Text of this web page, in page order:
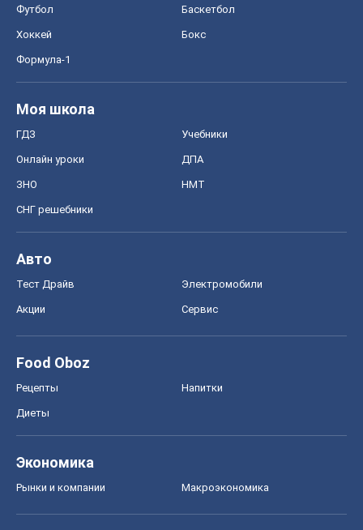
Футбол Баскетбол
Хоккей Бокс
Формула-1
Моя школа
ГДЗ Учебники
Онлайн уроки ДПА
ЗНО НМТ
СНГ решебники
Авто
Тест Драйв Электромобили
Акции Сервис
Food Oboz
Рецепты Напитки
Диеты
Экономика
Рынки и компании Mакроэкономика